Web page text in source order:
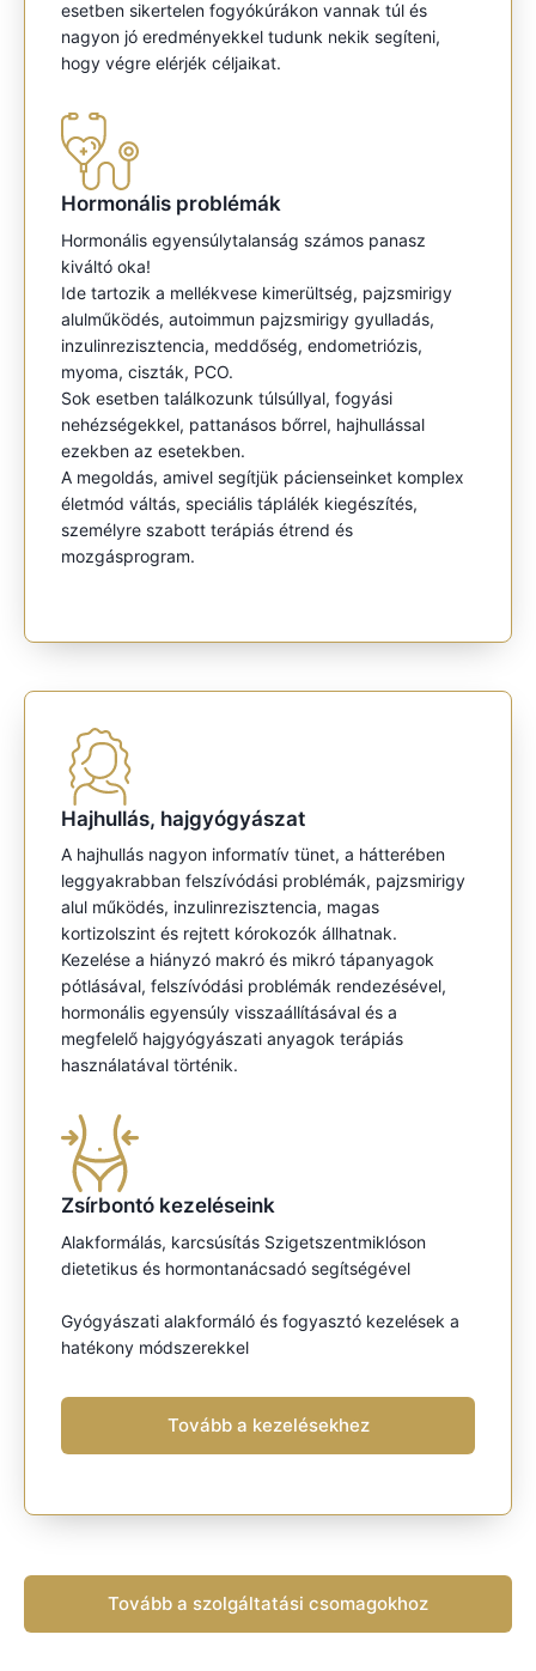
esetben sikertelen fogyókúrákon vannak túl és
nagyon jó eredményekkel tudunk nekik segíteni,
hogy végre elérjék céljaikat.
Hormonális problémák
Hormonális egyensúlytalanság számos panasz
kiváltó oka!
Ide tartozik a mellékvese kimerültség, pajzsmirigy
alulműködés, autoimmun pajzsmirigy gyulladás,
inzulinrezisztencia, meddőség, endometriózis,
myoma, ciszták, PCO.
Sok esetben találkozunk túlsúllyal, fogyási
nehézségekkel, pattanásos bőrrel, hajhullással
ezekben az esetekben.
A megoldás, amivel segítjük pácienseinket komplex
életmód váltás, speciális táplálék kiegészítés,
személyre szabott terápiás étrend és
mozgásprogram.
Hajhullás, hajgyógyászat
A hajhullás nagyon informatív tünet, a hátterében
leggyakrabban felszívódási problémák, pajzsmirigy
alul működés, inzulinrezisztencia, magas
kortizolszint és rejtett kórokozók állhatnak.
Kezelése a hiányzó makró és mikró tápanyagok
pótlásával, felszívódási problémák rendezésével,
hormonális egyensúly visszaállításával és a
megfelelő hajgyógyászati anyagok terápiás
használatával történik.
Zsírbontó kezeléseink
Alakformálás, karcsúsítás Szigetszentmiklóson
dietetikus és hormontanácsadó segítségével
Gyógyászati alakformáló és fogyasztó kezelések a
hatékony módszerekkel
Tovább a kezelésekhez
Tovább a szolgáltatási csomagokhoz